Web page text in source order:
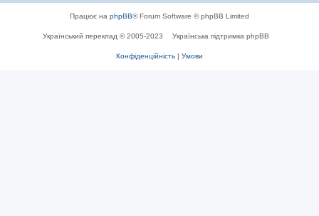
Працює на phpBB® Forum Software © phpBB Limited
Український переклад © 2005-2023 Українська підтримка phpBB
Конфіденційність | Умови